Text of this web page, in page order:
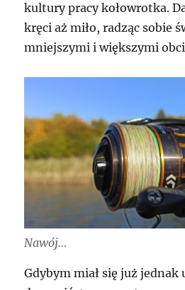
kultury pracy kołowrotka.
kręci aż miło, radząc sobie
mniejszymi i większymi
Nawój…
Gdybym miał się już jednak